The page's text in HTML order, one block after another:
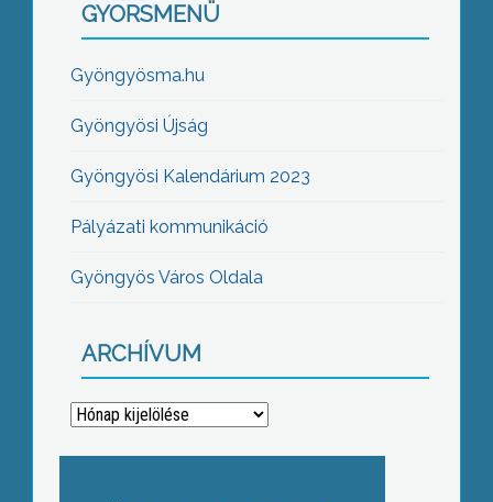
GYORSMENÜ
Gyöngyösma.hu
Gyöngyösi Újság
Gyöngyösi Kalendárium 2023
Pályázati kommunikáció
Gyöngyös Város Oldala
ARCHÍVUM
Archívum